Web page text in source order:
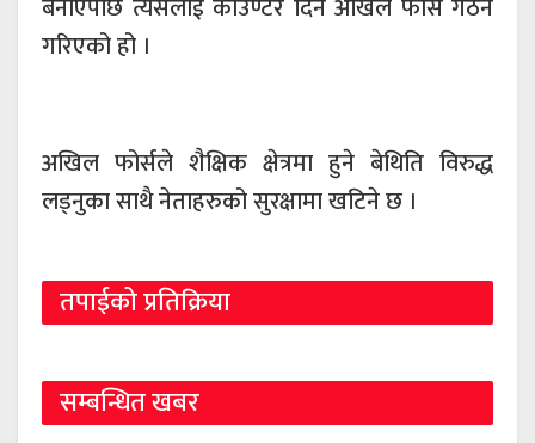
बनाएपछि त्यसलाई काउण्टर दिन अखिल फोर्स गठन
गरिएको हो ।
अखिल फोर्सले शैक्षिक क्षेत्रमा हुने बेथिति विरुद्ध
लड्नुका साथै नेताहरुको सुरक्षामा खटिने छ ।
तपाईको प्रतिक्रिया
सम्बन्धित खबर